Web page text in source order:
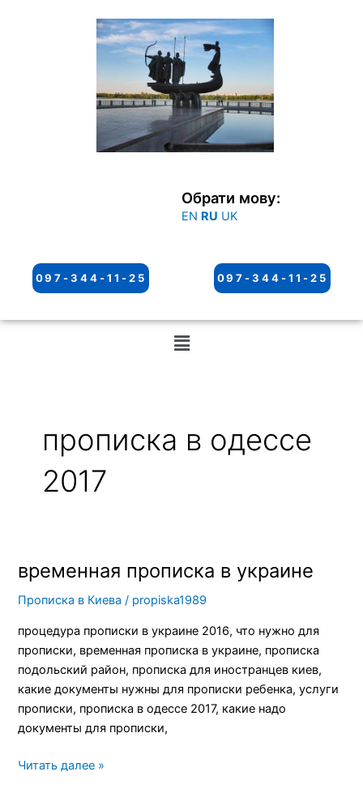
Обрати мову:
EN RU UK
097-344-11-25 097-344-11-25
Меню
прописка в одессе
2017
временная прописка в украине
Прописка в Киева / propiska1989
процедура прописки в украине 2016, что нужно для
прописки, временная прописка в украине, прописка
подольский район, прописка для иностранцев киев,
какие документы нужны для прописки ребенка, услуги
прописки, прописка в одессе 2017, какие надо
документы для прописки,
временная
в
украине
Читать далее »